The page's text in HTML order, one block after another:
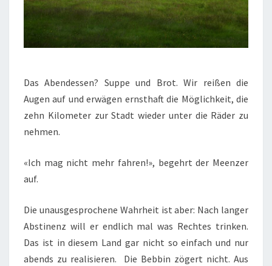
Das Abendessen? Suppe und Brot. Wir reißen die
Augen auf und erwägen ernsthaft die Möglichkeit, die
zehn Kilometer zur Stadt wieder unter die Räder zu
nehmen.
«Ich mag nicht mehr fahren!», begehrt der Meenzer
auf.
Die unausgesprochene Wahrheit ist aber: Nach langer
Abstinenz will er endlich mal was Rechtes trinken.
Das ist in diesem Land gar nicht so einfach und nur
abends zu realisieren. Die Bebbin zögert nicht. Aus